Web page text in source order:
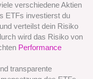
verschiedene Aktien
ETFs investierst du
verteilst dein Risiko
wird das Risiko von
Performance
transparente